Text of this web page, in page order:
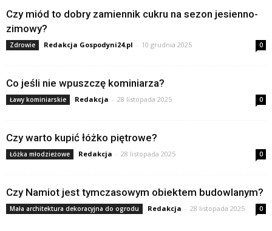
Czy miód to dobry zamiennik cukru na sezon jesienno-
zimowy?
Zdrowie Redakcja Gospodyni24.pl - 10 grudnia 2025 0
Co jeśli nie wpuszczę kominiarza?
Ławy kominiarskie Redakcja - 28 listopada 2025 0
Czy warto kupić łóżko piętrowe?
Łóżka młodzieżowe Redakcja - 28 listopada 2025 0
Czy Namiot jest tymczasowym obiektem budowlanym?
Mała architektura dekoracyjna do ogrodu Redakcja - 28 listopada 2025 0